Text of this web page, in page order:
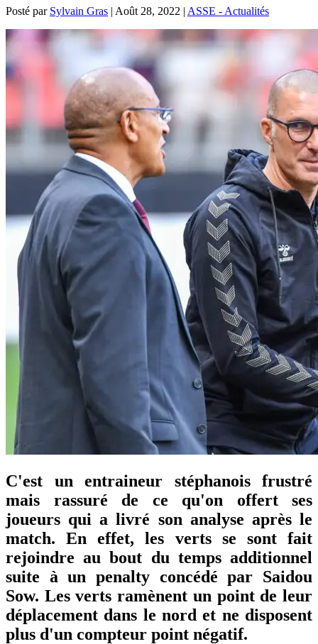
Posté par Sylvain Gras | Août 28, 2022 | ASSE - Actualités
C'est un entraineur stéphanois frustré
mais rassuré de ce qu'on offert ses
joueurs qui a livré son analyse après le
match. En effet, les verts se sont fait
rejoindre au bout du temps additionnel
suite à un penalty concédé par Saidou
Sow. Les verts ramènent un point de leur
déplacement dans le nord et ne disposent
plus d'un compteur point négatif.